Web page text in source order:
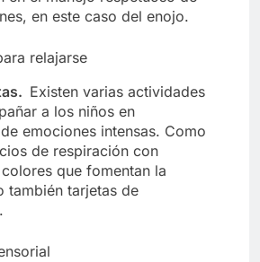
en este caso del enojo.
Existen varias actividades
a los niños en
emociones intensas. Como
de respiración con
que fomentan la
también tarjetas de